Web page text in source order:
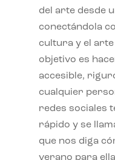
del arte desde
conectándola
cultura y el
objetivo es
accesible,
cualquier
redes sociales
rápido y se
que nos diga
verano para